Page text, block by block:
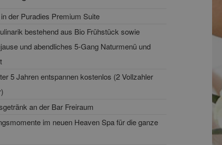
der Puradies Premium Suite
bestehend aus Bio Frühstück sowie
und abendliches 5-Gang Naturmenü und
5 Jahren entspannen kostenlos (2 Vollzahler
an der Bar Freiraum
im neuen Heaven Spa für die ganze